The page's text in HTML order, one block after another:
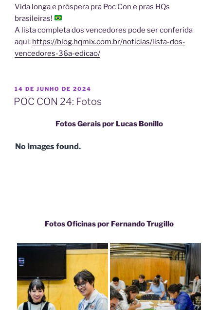
Vida longa e próspera pra Poc Con e pras HQs
brasileiras!
A lista completa dos vencedores pode ser conferida
aqui: https://blog.hqmix.com.br/noticias/lista-dos-
vencedores-36a-edicao/
PUBLICADO
EM
14 DE JUNHO DE 2024
POC CON 24: Fotos
Fotos Gerais por Lucas Bonillo
No Images found.
Fotos Oficinas por Fernando Trugillo